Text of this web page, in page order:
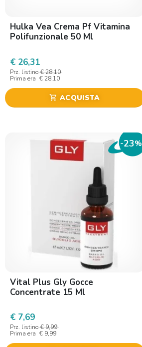
Hulka Vea Crema Pf Vitamina
Polifunzionale 50 Ml
€ 26,31
Prz. listino € 28,10
Prima era € 28,10
shopping_cart ACQUISTA
-23%
Vital Plus Gly Gocce
Concentrate 15 Ml
€ 7,69
Prz. listino € 9,99
Prima era € 9,99